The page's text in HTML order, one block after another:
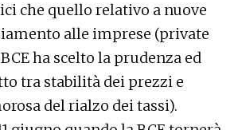
che quello relativo a nuove
alle imprese (private
ha scelto la prudenza ed
tra stabilità dei prezzi e
del rialzo dei tassi).